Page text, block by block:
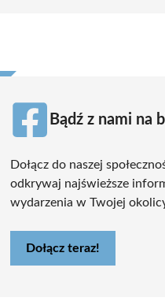
Bądź z nami na
Dołącz do naszej
odkrywaj najświeższe
wydarzenia w Twojej
Dołącz teraz!